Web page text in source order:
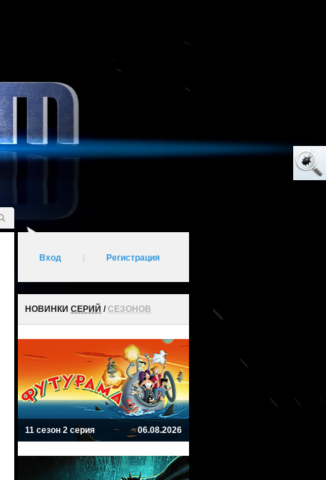
Вход Регистрация
НОВИНКИ СЕРИЙ /СЕЗОНОВ
11 сезон 2 серия 06.08.2026